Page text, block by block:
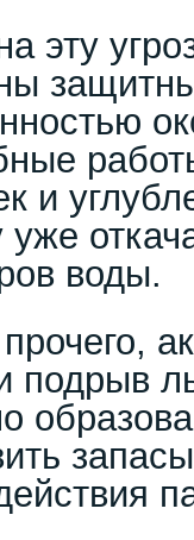
эту
и
уже
воды.
подрыв